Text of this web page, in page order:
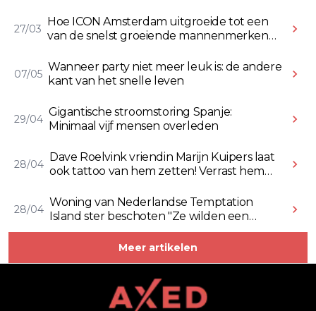
27/03
Hoe ICON Amsterdam uitgroeide tot een
van de snelst groeiende mannenmerken
07/05
Wanneer party niet meer leuk is: de andere
kant van het snelle leven
29/04
Gigantische stroomstoring Spanje:
Minimaal vijf mensen overleden
28/04
Dave Roelvink vriendin Marijn Kuipers laat
ook tattoo van hem zetten! Verrast hem
28/04
Woning van Nederlandse Temptation
Island ster beschoten "Ze wilden een
Rolex stelen" (Video)
Meer artikelen